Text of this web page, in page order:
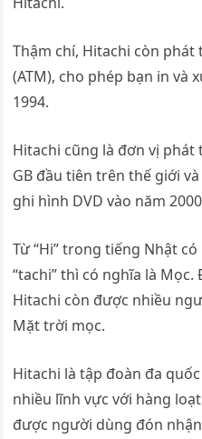
Thậm chí, Hitachi còn
(ATM), cho phép bạn in và
1994.
Hitachi cũng là đơn vị phát
GB đầu tiên trên thế giới
ghi hình DVD vào năm
Từ “Hi” trong tiếng Nhật
“tachi” thì có nghĩa là
Hitachi còn được nhiều
Mặt trời mọc.
Hitachi là tập đoàn đa
nhiều lĩnh vực với hàng
được người dùng đón